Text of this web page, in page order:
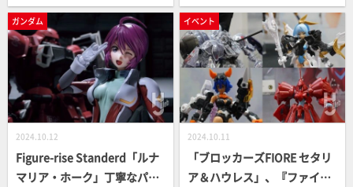
合わせ製作！激アツゲームコ
ラボを立体で再現！
え、質感をグレードアップさ
せる塗装で完成度を高める！
ガンダム
2024.10.12
Figure-rise Standerd「ルナ
マリア・ホーク」丁寧なパー
イベント
2024.10.11
「ブロッカーズFIORE セタリ
ア＆ハウレス」、『ファイブ